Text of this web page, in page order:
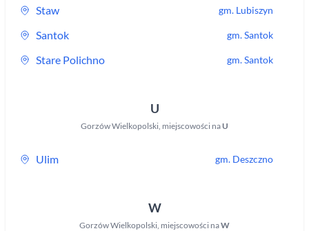
Staw gm. Lubiszyn
Santok gm.Santok
Stare Polichno gm.Santok
U
Gorzów Wielkopolski, miejscowości naU
Ulim gm. Deszczno
W
Gorzów Wielkopolski, miejscowości naW